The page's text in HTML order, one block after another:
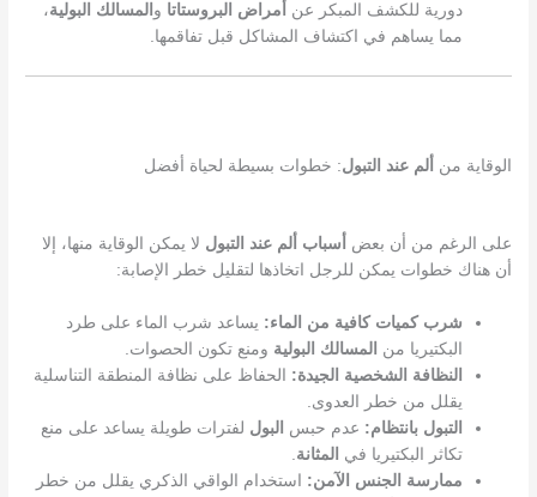
دورية للكشف المبكر عن
أمراض البروستاتا و المسالك البولية،
مما يساهم في اكتشاف المشاكل قبل تفاقمها.
الوقاية من ألم عند التبول: خطوات بسيطة لحياة أفضل
على الرغم من أن بعض أسباب ألم عند التبول لا يمكن الوقاية منها، إلا
أن هناك خطوات يمكن للرجل اتخاذها لتقليل خطر الإصابة:
شرب كميات كافية من الماء: يساعد شرب الماء على طرد
البكتيريا من المسالك البولية ومنع تكون الحصوات.
النظافة الشخصية الجيدة: الحفاظ على نظافة المنطقة التناسلية
يقلل من خطر العدوى.
التبول بانتظام: عدم حبس البول لفترات طويلة يساعد على منع
تكاثر البكتيريا في المثانة.
ممارسة الجنس الآمن: استخدام الواقي الذكري يقلل من خطر